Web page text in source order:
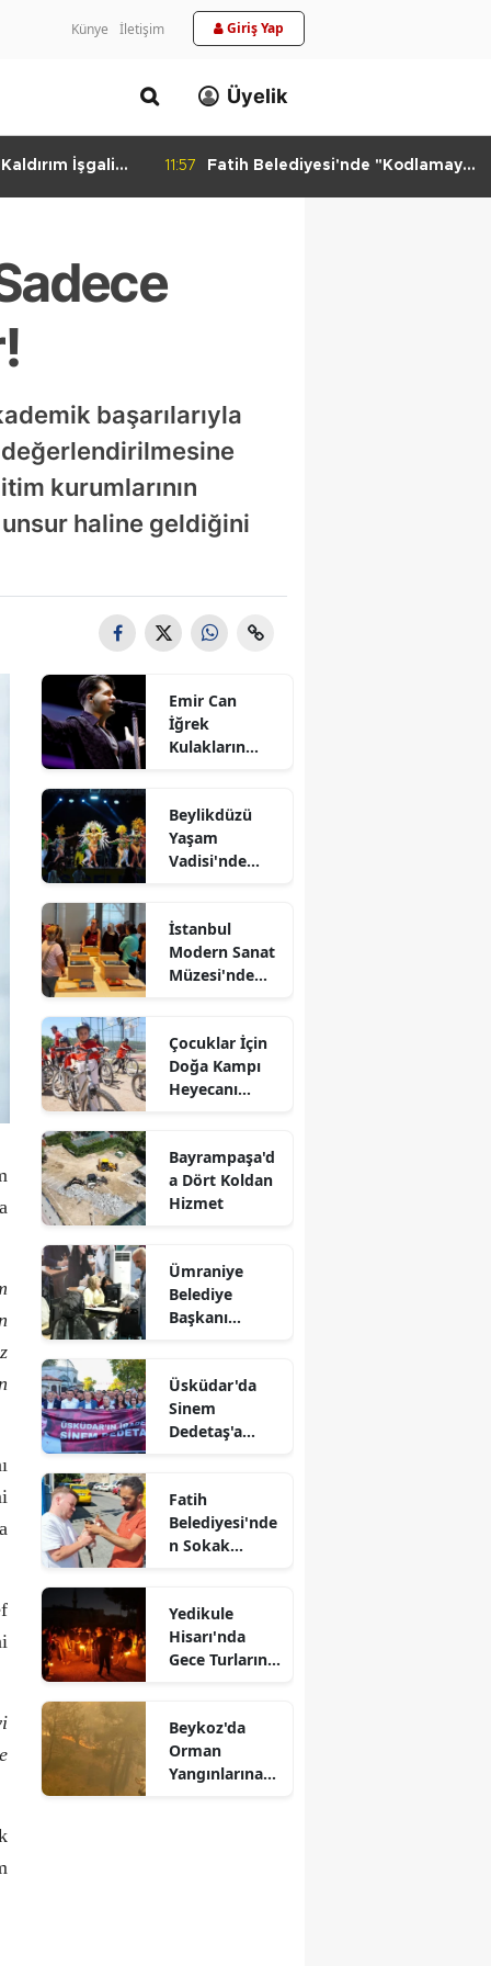
Künye İletişim Giriş Yap
Üyelik
İşgali 11:57
Fatih Belediyesi'nde "Kodlamaya
başarılarıyla
kurumlarının
haline geldiğini
Emir Can
İğrek
Kulakların
Beylikdüzü
Yaşam
Vadisi'nde
İstanbul
Modern Sanat
Müzesi'nde
Dönüşüyor
Çocuklar İçin
Doğa Kampı
Heyecanı
Bayrampaşa'd
a Dört Koldan
Hizmet
Ümraniye
Belediye
Başkanı
Araya Geldi
Üsküdar'da
Sinem
Dedetaş'a
Fatih
Belediyesi'nde
n Sokak
Modeli
Yedikule
Hisarı'nda
Gece Turlarına
Beykoz'da
Orman
Yangınlarına